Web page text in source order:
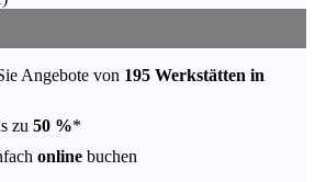
Angebote von 195 Werkstätten in
zu 50 %*
online buchen